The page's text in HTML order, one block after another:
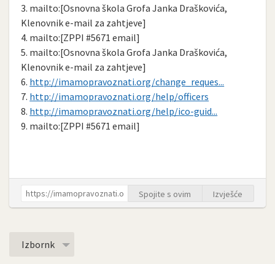
3. mailto:[Osnovna škola Grofa Janka Draškovića,
Klenovnik e-mail za zahtjeve]
4. mailto:[ZPPI #5671 email]
5. mailto:[Osnovna škola Grofa Janka Draškovića,
Klenovnik e-mail za zahtjeve]
6. http://imamopravoznati.org/change_reques...
7. http://imamopravoznati.org/help/officers
8. http://imamopravoznati.org/help/ico-guid...
9. mailto:[ZPPI #5671 email]
Spojite s ovim Izvješće
Izbornk